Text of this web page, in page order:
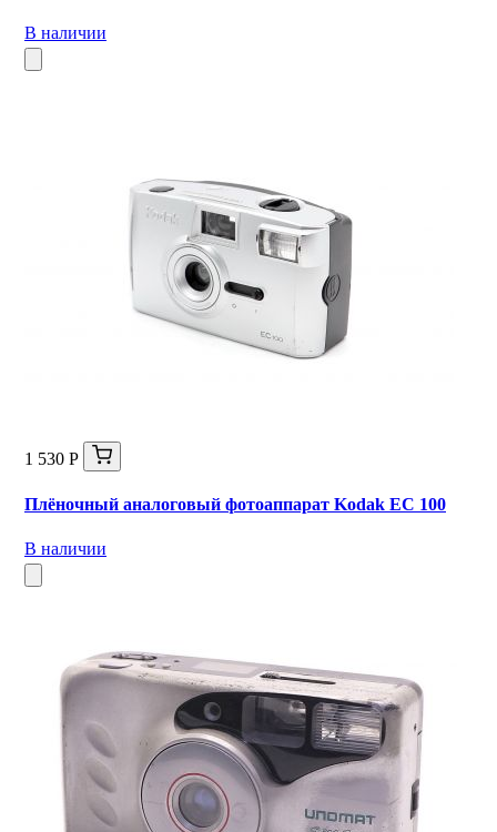
В наличии
1 530 Р
Плёночный аналоговый фотоаппарат Kodak EC 100
В наличии